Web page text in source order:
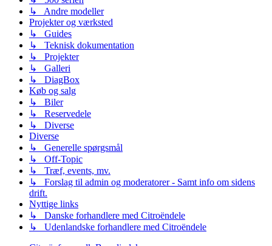
↳ Andre modeller
Projekter og værksted
↳ Guides
↳ Teknisk dokumentation
↳ Projekter
↳ Galleri
↳ DiagBox
Køb og salg
↳ Biler
↳ Reservedele
↳ Diverse
Diverse
↳ Generelle spørgsmål
↳ Off-Topic
↳ Træf, events, mv.
↳ Forslag til admin og moderatorer - Samt info om sidens
drift.
Nyttige links
↳ Danske forhandlere med Citroëndele
↳ Udenlandske forhandlere med Citroëndele